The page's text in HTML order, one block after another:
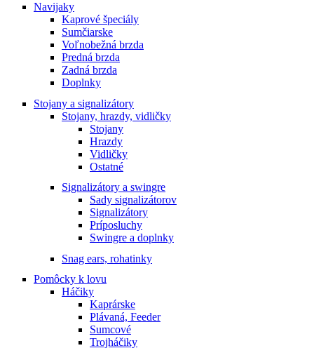
Navijaky
Kaprové špeciály
Sumčiarske
Voľnobežná brzda
Predná brzda
Zadná brzda
Doplnky
Stojany a signalizátory
Stojany, hrazdy, vidličky
Stojany
Hrazdy
Vidličky
Ostatné
Signalizátory a swingre
Sady signalizátorov
Signalizátory
Príposluchy
Swingre a doplnky
Snag ears, rohatinky
Pomôcky k lovu
Háčiky
Kaprárske
Plávaná, Feeder
Sumcové
Trojháčiky